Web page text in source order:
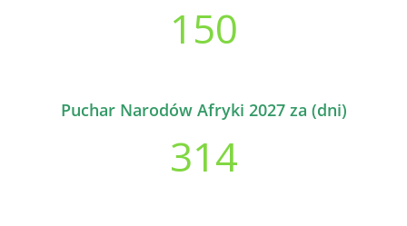
150
Puchar Narodów Afryki 2027 za (dni)
314